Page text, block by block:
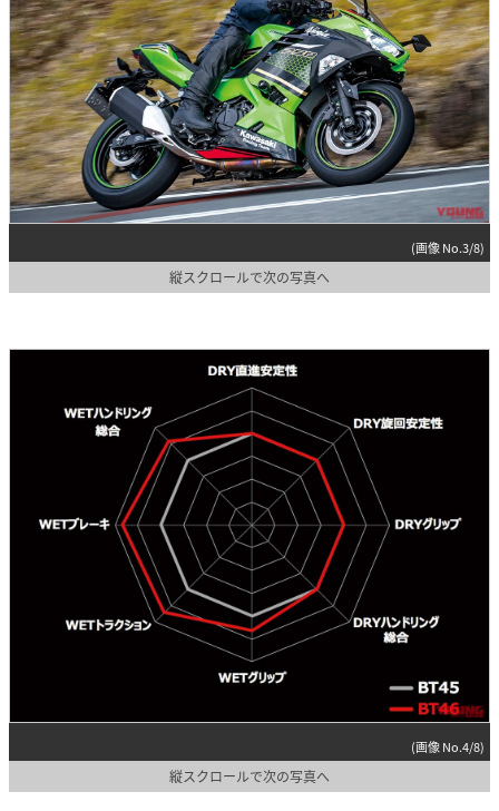
(画像 No.3/8)
縦スクロールで次の写真へ
(画像 No.4/8)
縦スクロールで次の写真へ